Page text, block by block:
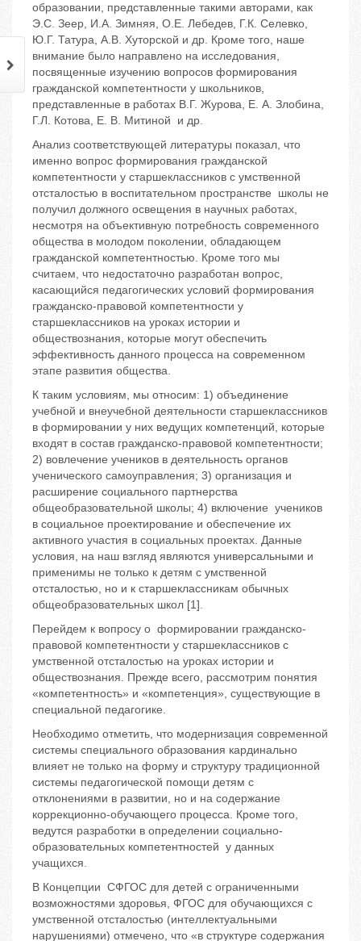
образовании, представленные такими авторами, как
Э.С. Зеер, И.А. Зимняя, О.Е. Лебедев, Г.К. Селевко,
Ю.Г. Татура, А.В. Хуторской и др. Кроме того, наше
внимание было направлено на исследования,
посвященные изучению вопросов формирования
гражданской компетентности у школьников,
представленные в работах В.Г. Журова, Е. А. Злобина,
Г.Л. Котова, Е. В. Митиной и др.
Анализ соответствующей литературы показал, что
именно вопрос формирования гражданской
компетентности у старшеклассников с умственной
отсталостью в воспитательном пространстве школы не
получил должного освещения в научных работах,
несмотря на объективную потребность современного
общества в молодом поколении, обладающем
гражданской компетентностью. Кроме того мы
считаем, что недостаточно разработан вопрос,
касающийся педагогических условий формирования
гражданско-правовой компетентности у
старшеклассников на уроках истории и
обществознания, которые могут обеспечить
эффективность данного процесса на современном
этапе развития общества.
К таким условиям, мы относим: 1) объединение
учебной и внеучебной деятельности старшеклассников
в формировании у них ведущих компетенций, которые
входят в состав гражданско-правовой компетентности;
2) вовлечение учеников в деятельность органов
ученического самоуправления; 3) организация и
расширение социального партнерства
общеобразовательной школы; 4) включение учеников
в социальное проектирование и обеспечение их
активного участия в социальных проектах. Данные
условия, на наш взгляд являются универсальными и
применимы не только к детям с умственной
отсталостью, но и к старшеклассникам обычных
общеобразовательных школ [1].
Перейдем к вопросу о формировании гражданско-
правовой компетентности у старшеклассников с
умственной отсталостью на уроках истории и
обществознания. Прежде всего, рассмотрим понятия
«компетентность» и «компетенция», существующие в
специальной педагогике.
Необходимо отметить, что модернизация современной
системы специального образования кардинально
влияет не только на форму и структуру традиционной
системы педагогической помощи детям с
отклонениями в развитии, но и на содержание
коррекционно-обучающего процесса. Кроме того,
ведутся разработки в определении социально-
образовательных компетентностей у данных
учащихся.
В Концепции СФГОС для детей с ограниченными
возможностями здоровья, ФГОС для обучающихся с
умственной отсталостью (интеллектуальными
нарушениями) отмечено, что «в структуре содержания